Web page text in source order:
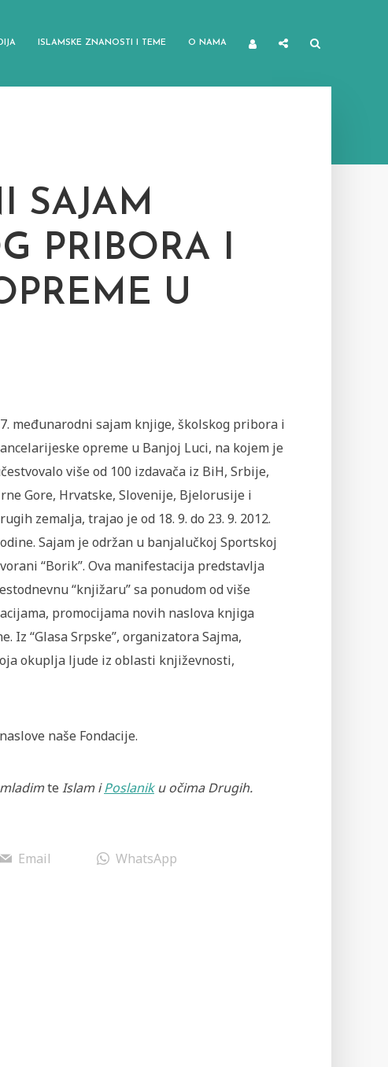
ISLAMSKE ZNANOSTI I TEME O NAMA
SAJAM
PRIBORA I
U
međunarodni sajam knjige, školskog pribora i
opreme u Banjoj Luci, na kojem je
više od 100 izdavača iz BiH, Srbije,
Gore, Hrvatske, Slovenije, Bjelorusije i
zemalja, trajao je od 18. 9. do 23. 9. 2012.
Sajam je održan u banjalučkoj Sportskoj
“Borik”. Ova manifestacija predstavlja
“knjižaru” sa ponudom od više
promocijama novih naslova knjiga
Iz “Glasa Srpske”, organizatora Sajma,
okuplja ljude iz oblasti književnosti,
naše Fondacije.
te Islam iPoslaniku očima Drugih.
Email WhatsApp